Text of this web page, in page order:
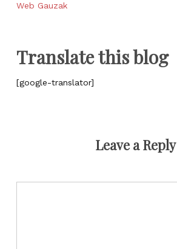
Web Gauzak
Translate this blog
[google-translator]
Leave a Reply